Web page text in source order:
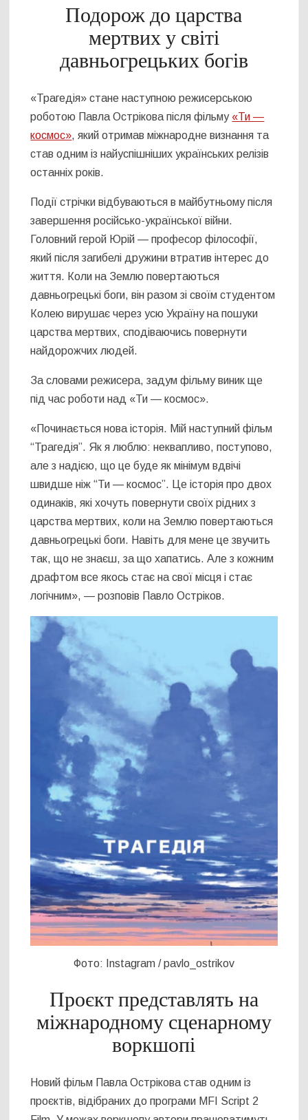
Подорож до царства
мертвих у світі
давньогрецьких богів
«Трагедія» стане наступною режисерською
роботою Павла Острікова після фільму «Ти —
космос», який отримав міжнародне визнання та
став одним із найуспішніших українських релізів
останніх років.
Події стрічки відбуваються в майбутньому після
завершення російсько-української війни.
Головний герой Юрій — професор філософії,
який після загибелі дружини втратив інтерес до
життя. Коли на Землю повертаються
давньогрецькі боги, він разом зі своїм студентом
Колею вирушає через усю Україну на пошуки
царства мертвих, сподіваючись повернути
найдорожчих людей.
За словами режисера, задум фільму виник ще
під час роботи над «Ти — космос».
«Починається нова історія. Мій наступний фільм
“Трагедія”. Як я люблю: неквапливо, поступово,
але з надією, що це буде як мінімум вдвічі
швидше ніж “Ти — космос”. Це історія про двох
одинаків, які хочуть повернути своїх рідних з
царства мертвих, коли на Землю повертаються
давньогрецькі боги. Навіть для мене це звучить
так, що не знаєш, за що хапатись. Але з кожним
драфтом все якось стає на свої місця і стає
логічним», — розповів Павло Остріков.
Фото: Instagram / pavlo_ostrikov
Проєкт представлять на
міжнародному сценарному
воркшопі
Новий фільм Павла Острікова став одним із
проєктів, відібраних до програми MFI Script 2